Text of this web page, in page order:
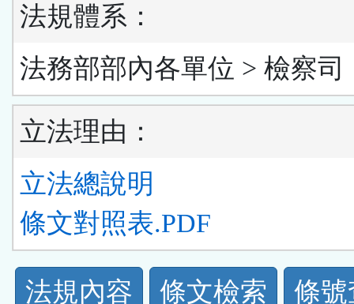
法規體系：
法務部部內各單位 > 檢察司
立法理由：
立法總說明
條文對照表.PDF
法
法規內容 條文檢索
條